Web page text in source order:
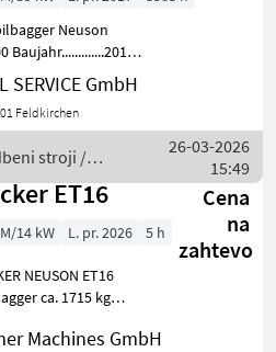
Neuson
Baujahr.............2017
kW; 4 Zyl
SERVICE GmbH
Feldkirchen
stroji /
Neuson
26-03-2026
15:49
ET16
Cena
na
zahtevo
14 kW L. pr. 2026 5 h
NEUSON ET16
ca. 1715 kg
3-
Machines GmbH